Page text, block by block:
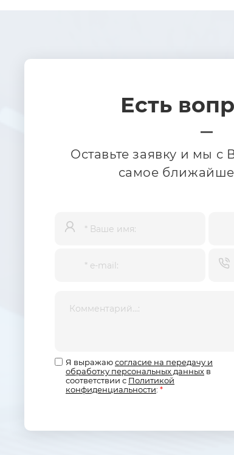
Есть
Оставьте заявку и мы с
самое
Я выражаюсогласие на передачу и
обработку персональных данных в
соответствии с Политикой
конфиденциальности: *